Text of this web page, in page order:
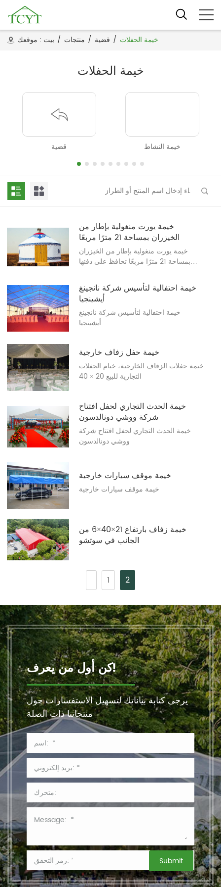
موقعك : بيت / منتجات / قضية / خيمة الحفلات
خيمة الحفلات
قضية خيمة النشاط
خيمة يورت منغولية بإطار من
الخيزران بمساحة 21 مترًا مربعًا
خيمة يورت منغولية بإطار من الخيزران
بمساحة 21 مترًا مربعًا تحافظ على دفئها
الخيزران بمساحة 21 مترًا مربعًا مصنوعة من
سبائك الألومنيوم والخيزران، والتي تتمتع
خيمة احتفالية لتأسيس شركة نانجينغ
أيشينجيا
خيمة احتفالية لتأسيس شركة نانجينغ
أيشينجيا
خيمة حفل زفاف خارجية
خيمة حفلات الزفاف الخارجية، خيام الحفلات
التجارية للبيع 20 × 40
خيمة الحدث التجاري لحفل افتتاح
شركة ووشي دونالدسون
خيمة الحدث التجاري لحفل افتتاح شركة
ووشي دونالدسون
خيمة موقف سيارات خارجية
خيمة موقف سيارات خارجية
خيمة زفاف بارتفاع 21×40×6 من
الجانب في سوتشو
1 2
كن أول من يعرف!
يرجى كتابة بياناتك لتسهيل الاستفسارات حول
منتجاتنا ذات الصلة